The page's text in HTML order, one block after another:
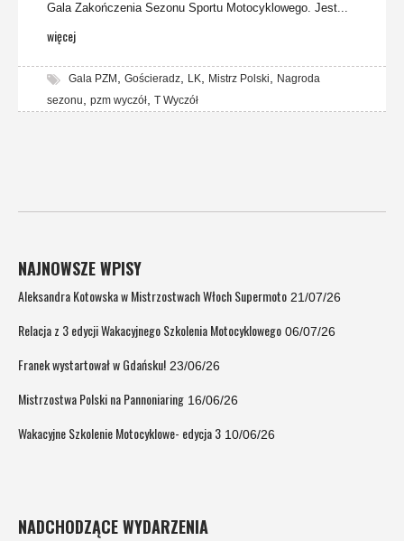
Gala Zakończenia Sezonu Sportu Motocyklowego. Jest...
więcej
Gala PZM , Gościeradz, LK, Mistrz Polski, Nagroda
sezonu, pzm wyczół, T Wyczół
NAJNOWSZE WPISY
Aleksandra Kotowska w Mistrzostwach Włoch Supermoto 21/07/26
Relacja z 3 edycji Wakacyjnego Szkolenia Motocyklowego 06/07/26
Franek wystartował w Gdańsku! 23/06/26
Mistrzostwa Polski na Pannoniaring 16/06/26
Wakacyjne Szkolenie Motocyklowe- edycja 3 10/06/26
NADCHODZĄCE WYDARZENIA